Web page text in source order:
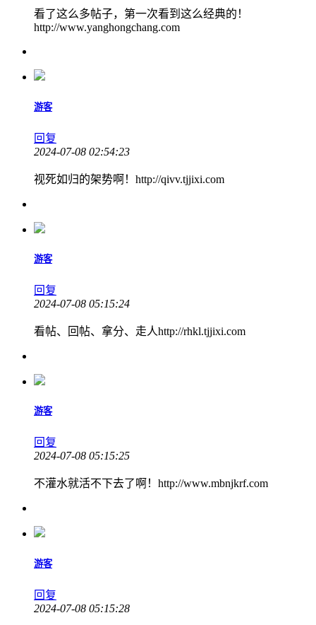
看了这么多帖子，第一次看到这么经典的！
http://www.yanghongchang.com
游客
回复
2024-07-08 02:54:23
视死如归的架势啊！http://qivv.tjjixi.com
游客
回复
2024-07-08 05:15:24
看帖、回帖、拿分、走人http://rhkl.tjjixi.com
游客
回复
2024-07-08 05:15:25
不灌水就活不下去了啊！http://www.mbnjkrf.com
游客
回复
2024-07-08 05:15:28